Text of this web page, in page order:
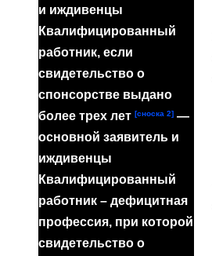
и иждивенцы
Квалифицированный
работник, если
свидетельство о
спонсорстве выдано
более трех лет [сноска 2] —
основной заявитель и
иждивенцы
Квалифицированный
работник – дефицитная
профессия, при которой
свидетельство о